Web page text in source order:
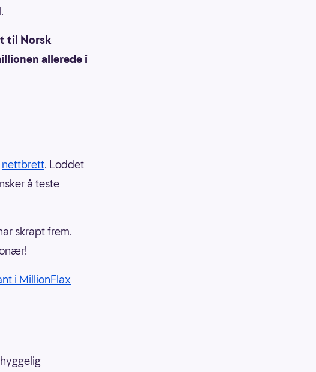
til Norsk
allerede i
nettbrett. Loddet
å teste
skrapt frem.
i MillionFlax